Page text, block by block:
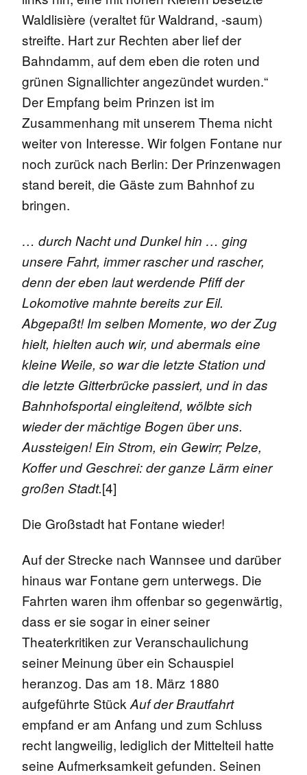
Waldlisière (veraltet für Waldrand, -saum)
streifte. Hart zur Rechten aber lief der
Bahndamm, auf dem eben die roten und
grünen Signallichter angezündet wurden.“
Der Empfang beim Prinzen ist im
Zusammenhang mit unserem Thema nicht
weiter von Interesse. Wir folgen Fontane nur
noch zurück nach Berlin: Der Prinzenwagen
stand bereit, die Gäste zum Bahnhof zu
bringen.
… durch Nacht und Dunkel hin … ging
unsere Fahrt, immer rascher und rascher,
denn der eben laut werdende Pfiff der
Lokomotive mahnte bereits zur Eil.
Abgepaßt! Im selben Momente, wo der Zug
hielt, hielten auch wir, und abermals eine
kleine Weile, so war die letzte Station und
die letzte Gitterbrücke passiert, und in das
Bahnhofsportal eingleitend, wölbte sich
wieder der mächtige Bogen über uns.
Aussteigen! Ein Strom, ein Gewirr; Pelze,
Koffer und Geschrei: der ganze Lärm einer
großen Stadt.[4]
Die Großstadt hat Fontane wieder!
Auf der Strecke nach Wannsee und darüber
hinaus war Fontane gern unterwegs. Die
Fahrten waren ihm offenbar so gegenwärtig,
dass er sie sogar in einer seiner
Theaterkritiken zur Veranschaulichung
seiner Meinung über ein Schauspiel
heranzog. Das am 18. März 1880
aufgeführte Stück Auf der Brautfahrt
empfand er am Anfang und zum Schluss
recht langweilig, lediglich der Mittelteil hatte
seine Aufmerksamkeit gefunden. Seinen